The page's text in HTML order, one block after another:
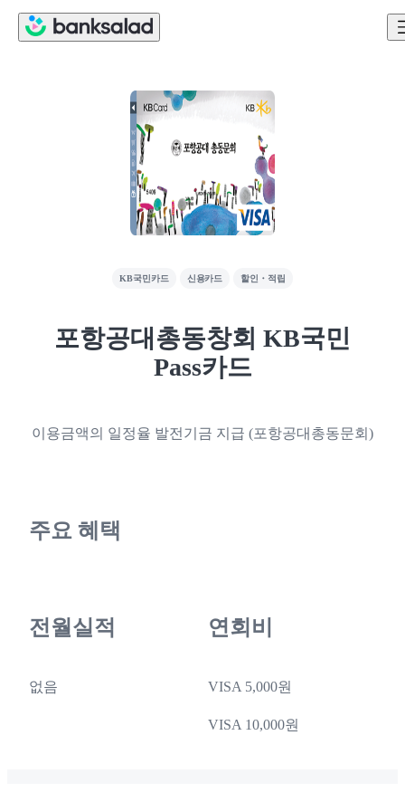
KB국민카드 신용카드 할인・적립
포항공대총동창회 KB국민
Pass카드
이용금액의 일정율 발전기금 지급 (포항공대총동문회)
주요 혜택
전월실적
없음
연회비
VISA 5,000원
VISA 10,000원